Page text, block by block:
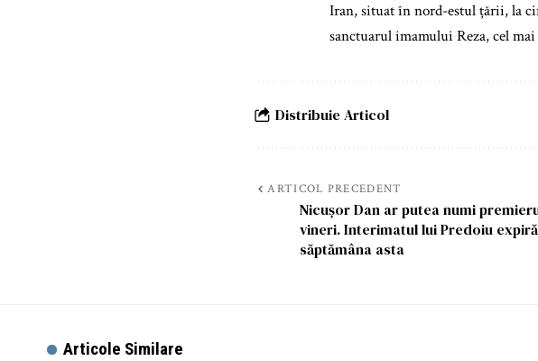
Iran, situat în nord-estul țării, la
sanctuarul imamului Reza, cel
Distribuie Articol
ARTICOL PRECEDENT
Nicușor Dan ar putea numi
vineri. Interimatul lui Predoiu expiră
săptămâna asta
Articole Similare